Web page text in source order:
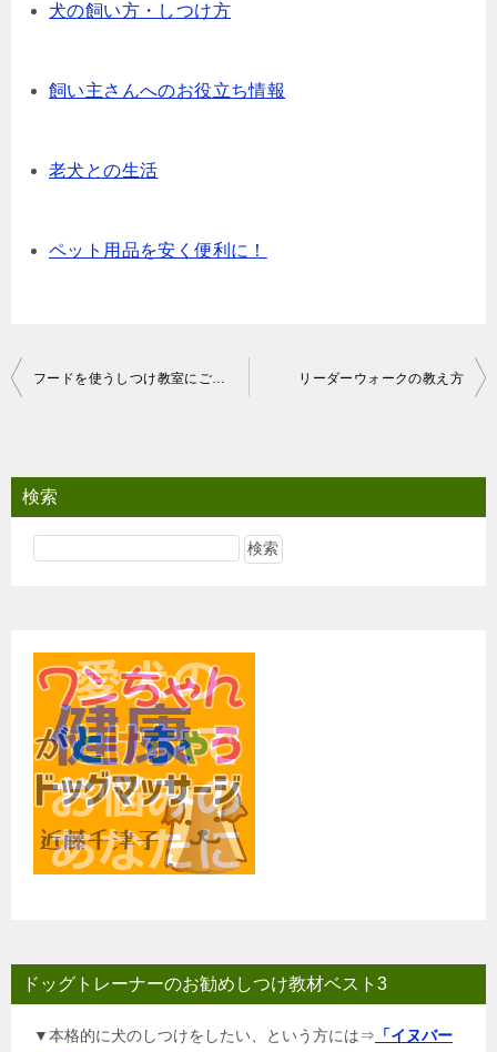
犬の飼い方・しつけ方
飼い主さんへのお役立ち情報
老犬との生活
ペット用品を安く便利に！
投
ビ
ゲ
フードを使うしつけ教室にご注意！ リーダーウォークの教え方
検索
ドッグトレーナーのお勧めしつけ教材ベスト3
▼本格的に犬のしつけをしたい、という方には⇒ 「イヌバー